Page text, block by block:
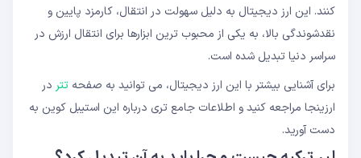
کنند. این ارز دیجیتال به دلیل سهولت در انتقال، کارمزد پایین و
نقدشوندگی بالا، به یکی از محبوب ترین ابزارها برای انتقال ارزش در
سراسر دنیا تبدیل شده است.
برای آشنایی بیشتر با این ارز دیجیتال، می توانید به صفحه تتر در
ارزینجا مراجعه کنید و اطلاعات جامع تری درباره این استیبل کوین به
دست آورید.